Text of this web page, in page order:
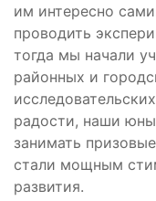
им интересно
проводить
тогда мы начали
районных и
радости, наши
занимать
стали мощным
развития.